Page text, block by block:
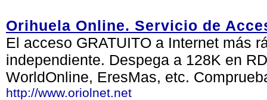
Orihuela Online. Servicio de
El acceso GRATUITO a Internet más
independiente. Despega a 128K en
WorldOnline, EresMas, etc.
http://www.oriolnet.net